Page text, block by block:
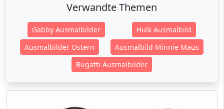
Verwandte Themen
Gabby Ausmalbilder
Hulk Ausmalbild
Ausmalbilder Ostern
Ausmalbild Minnie Maus
Bugatti Ausmalbilder